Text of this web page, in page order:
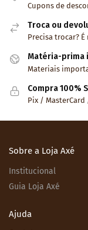
Cupons de
Troca ou
Precisa trocar?
Matéria-prima
Materiais
Compra 100%
Pix /
Sobre a Loja Axé
Institucional
Guia Loja Axé
Ajuda